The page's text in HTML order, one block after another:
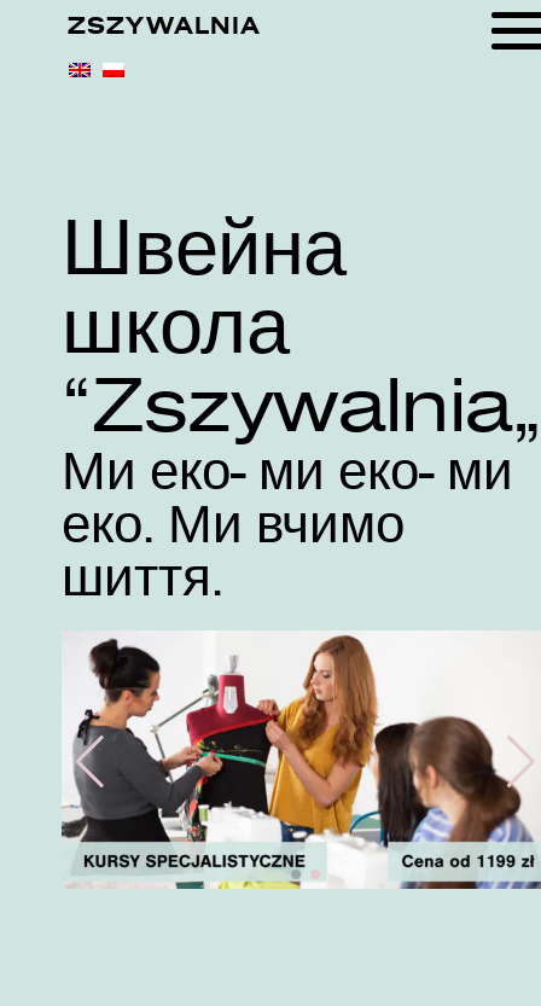
ZSZYWALNIA
Швейна
школа
„Zszywalnia”
Ми еко- ми еко- ми
еко. Ми вчимо
шиття.